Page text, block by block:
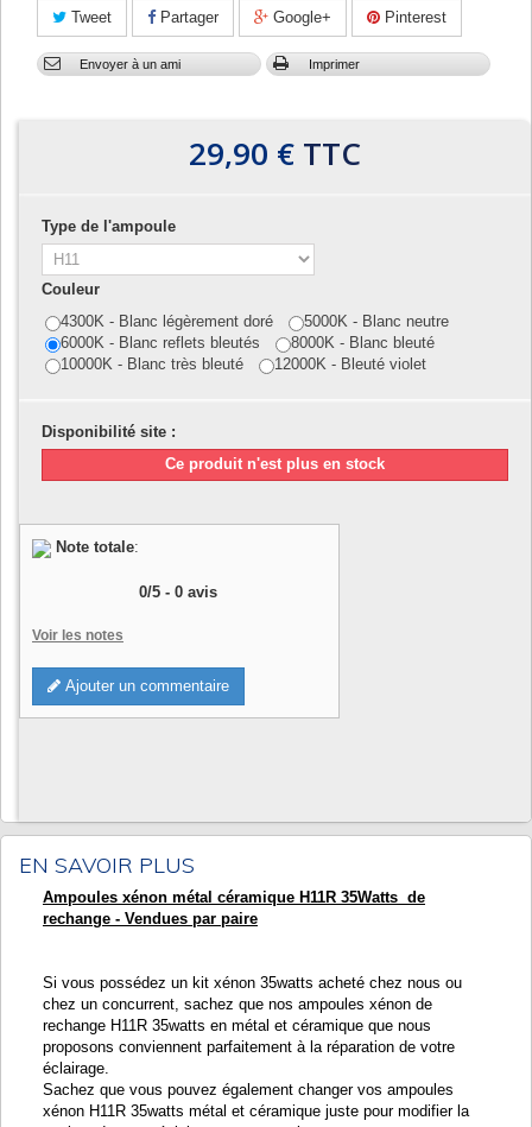
Tweet Partager Google+ Pinterest
Envoyer à un ami Imprimer
29,90 € TTC
Type de l'ampoule
Couleur
4300K - Blanc légèrement doré
5000K - Blanc neutre
6000K - Blanc reflets bleutés
8000K - Blanc bleuté
10000K - Blanc très bleuté
12000K - Bleuté violet
Disponibilité site :
Ce produit n'est plus en stock
Note totale:
0/5 - 0 avis
Voir les notes
Ajouter un commentaire
EN SAVOIR PLUS
Ampoules xénon métal céramique H11R 35Watts de
rechange - Vendues par paire
Si vous possédez un kit xénon 35watts acheté chez nous ou
chez un concurrent, sachez que nos ampoules xénon de
rechange H11R 35watts en métal et céramique que nous
proposons conviennent parfaitement à la réparation de votre
éclairage.
Sachez que vous pouvez également changer vos ampoules
xénon H11R 35watts métal et céramique juste pour modifier la